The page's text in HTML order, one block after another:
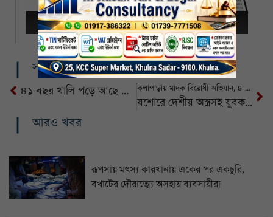
সম্পর্কিত খবর
৪১ বছর খালি পড়ে আছে রামপালের দুইটি গুদাম কলাপাড়ায় মাদক বিরোধী অভিযান, ৪ জনের কারাদণ্ড
যশোরে দেশীয় অস্ত্রসহ যুবক আটক
আরও খবর
রূপসায় মৎস্য কারখানায় একের পর একচুরি,
বখাটের দৌরাত্ম্যে অসহায় ব্যবসায়ীরা